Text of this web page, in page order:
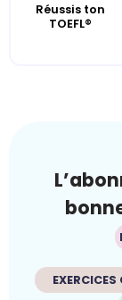
Réussis ton
TOEFL®
EXERCICES